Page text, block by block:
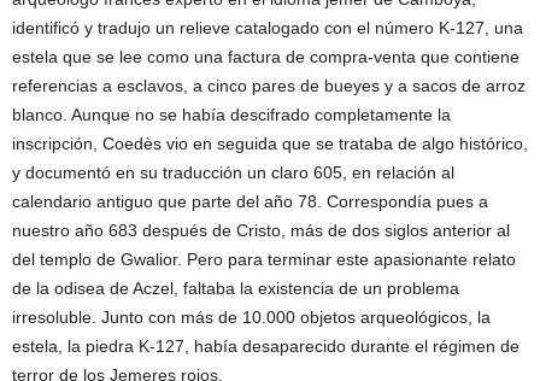
identificó y tradujo un relieve catalogado con el número K-127, una
estela que se lee como una factura de compra-venta que contiene
referencias a esclavos, a cinco pares de bueyes y a sacos de arroz
blanco. Aunque no se había descifrado completamente la
inscripción, Coedès vio en seguida que se trataba de algo histórico,
y documentó en su traducción un claro 605, en relación al
calendario antiguo que parte del año 78. Correspondía pues a
nuestro año 683 después de Cristo, más de dos siglos anterior al
del templo de Gwalior. Pero para terminar este apasionante relato
de la odisea de Aczel, faltaba la existencia de un problema
irresoluble. Junto con más de 10.000 objetos arqueológicos, la
estela, la piedra K-127, había desaparecido durante el régimen de
terror de los Jemeres rojos.